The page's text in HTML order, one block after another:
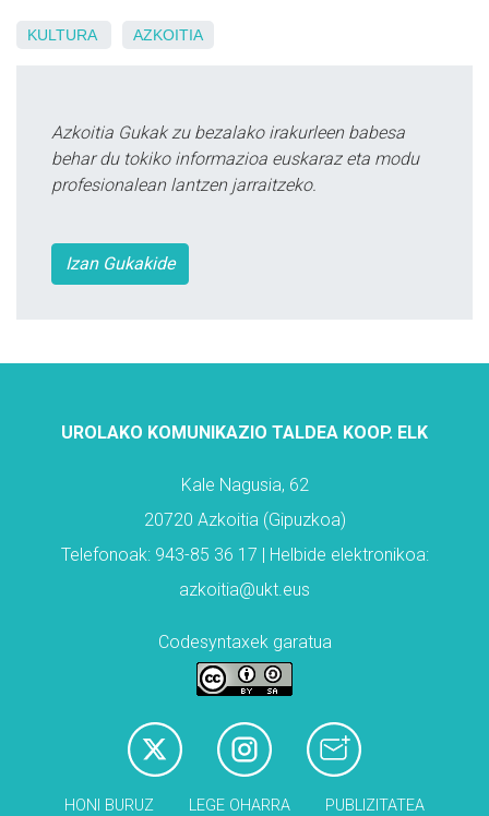
KULTURA AZKOITIA
Azkoitia Gukak zu bezalako irakurleen babesa
behar du tokiko informazioa euskaraz eta modu
profesionalean lantzen jarraitzeko.
Izan Gukakide
UROLAKO KOMUNIKAZIO TALDEA KOOP. ELK
Kale Nagusia, 62
20720 Azkoitia (Gipuzkoa)
Telefonoak: 943-85 36 17 | Helbide elektronikoa:
azkoitia@ukt.eus
Codesyntaxek garatua
HONI BURUZ LEGE OHARRA PUBLIZITATEA